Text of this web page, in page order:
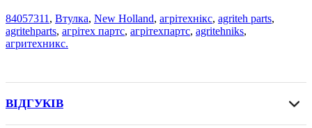
84057311, Втулка, New Holland, агрітехнікс, agriteh parts,
agritehparts, агрітех партс, агрітехпартс, agritehniks,
агритехникс.
ВІДГУКІВ